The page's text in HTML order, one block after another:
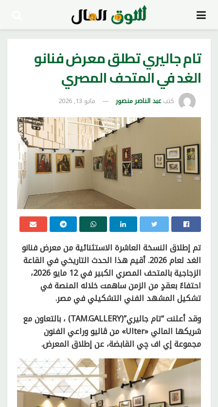
تام جاليري تطلق معرض فنانو
الغد في المتحف المصري
كتبعبد الناصر منصور مايو 13, 2026
تم إطلاق النسخة العاشرة الاستثنائية من معرض فنانو
الغد لعام 2026. أقيم هذا الحدث التاريخي في القاعة
الزجاجية بالمتحف المصري الكبير في 12 مايو 2026،
احتفاءً بعقدٍ من الزمن ساهمت خلاله المنصة في
تشكيل المشهد الفني التشكيلي في مصر.
وقد أعلنت “تام جاليري”(TAM.GALLERY) ، بالتعاون مع
شريكها المالي «Ulter» من ڤاليو وراعي الفنون
مجموعة إي اف چي القابضة، عن إطلاق المعرض.